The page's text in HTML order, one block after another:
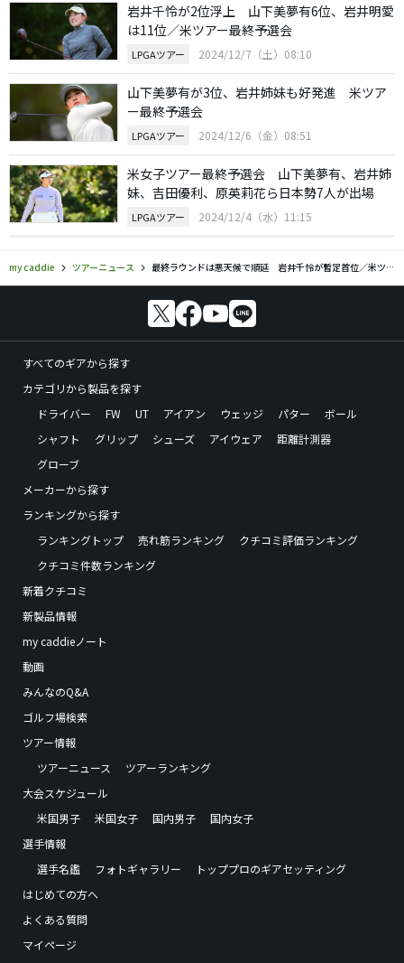
岩井千怜が2位浮上 山下美夢有6位、岩井明愛
は11位／米ツアー最終予選会
LPGAツアー 2024/12/7（土）08:10
山下美夢有が3位、岩井姉妹も好発進 米ツア
ー最終予選会
LPGAツアー 2024/12/6（金）08:51
米女子ツアー最終予選会 山下美夢有、岩井姉
妹、吉田優利、原英莉花ら日本勢7人が出場
LPGAツアー 2024/12/4（水）11:15
my caddie ツアーニュース 最終ラウンドは悪天候で順延 岩井千怜が暫定首位／米ツアー最終予選会
すべてのギアから探す
カテゴリから製品を探す
ドライバー
FW UT アイアン ウェッジ パター
ボール
シャフト
グリップ シューズ アイウェア
距離計測器
グローブ
メーカーから探す
ランキングから探す
ランキングトップ
売れ筋ランキング
クチコミ評価ランキング
クチコミ件数ランキング
新着クチコミ
新製品情報
my caddieノート
動画
みんなのQ&A
ゴルフ場検索
ツアー情報
ツアーニュース
ツアーランキング
大会スケジュール
米国男子
米国女子 国内男子
国内女子
選手情報
選手名鑑
フォトギャラリー
トッププロのギアセッティング
はじめての方へ
よくある質問
マイページ